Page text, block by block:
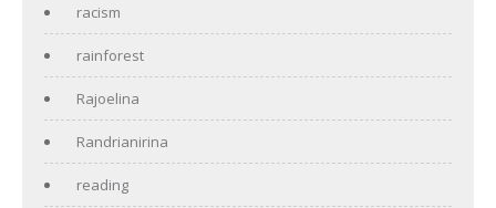
racism
rainforest
Rajoelina
Randrianirina
reading